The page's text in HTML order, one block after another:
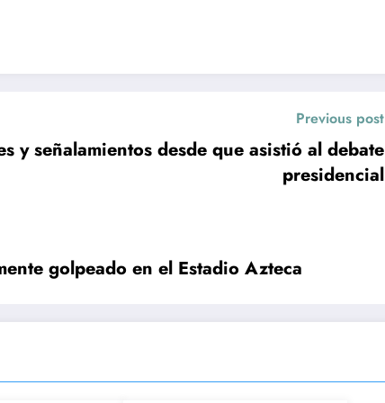
Previous post
y señalamientos desde que asistió al debate
presidencial
golpeado en el Estadio Azteca